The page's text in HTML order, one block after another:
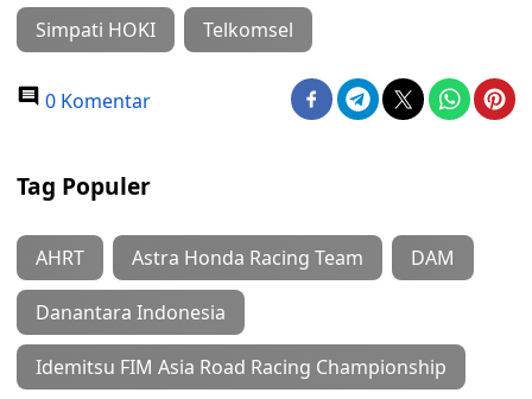
Simpati HOKI Telkomsel
0 Komentar
Tag Populer
AHRT Astra Honda Racing Team DAM
Danantara Indonesia
Idemitsu FIM Asia Road Racing Championship